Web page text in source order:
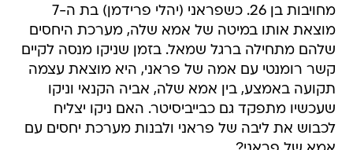
מחויבות בן 26. כשפראני (יהלי פרידמן) בת ה-7
מוצאת אותו במיטה של אמא שלה, מערכת היחסים
שלהם מתחילה ברגל שמאל. בזמן שניקו מנסה לקיים
קשר רומנטי עם אמה של פראני, היא מוצאת עצמה
תקועה באמצע, בין אמא שלה, אביה הקנאי וניקו
שעכשיו מתפקד גם כבייביסיטר. האם ניקו יצליח
לכבוש את ליבה של פראני ולבנות מערכת יחסים עם